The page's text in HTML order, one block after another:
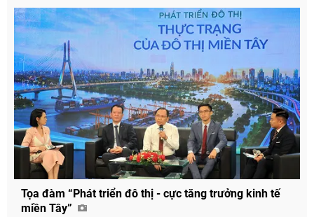
Tọa đàm “Phát triển đô thị - cực tăng trưởng kinh tế
miền Tây”